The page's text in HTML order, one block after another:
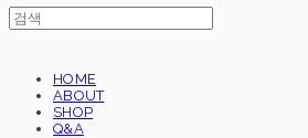
HOME
ABOUT
SHOP
Q&A